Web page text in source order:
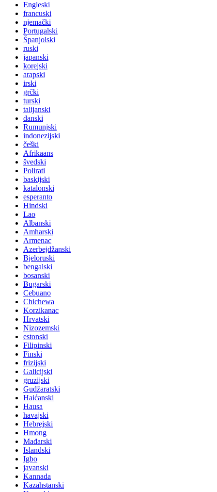
Engleski
francuski
njemački
Portugalski
Španjolski
ruski
japanski
korejski
arapski
irski
grčki
turski
talijanski
danski
Rumunjski
indonezijski
češki
Afrikaans
švedski
Polirati
baskijski
katalonski
esperanto
Hindski
Lao
Albanski
Amharski
Armenac
Azerbejdžanski
Bjeloruski
bengalski
bosanski
Bugarski
Cebuano
Chichewa
Korzikanac
Hrvatski
Nizozemski
estonski
Filipinski
Finski
frizijski
Galicijski
gruzijski
Gudžaratski
Haićanski
Hausa
havajski
Hebrejski
Hmong
Mađarski
Islandski
Igbo
javanski
Kannada
Kazahstanski